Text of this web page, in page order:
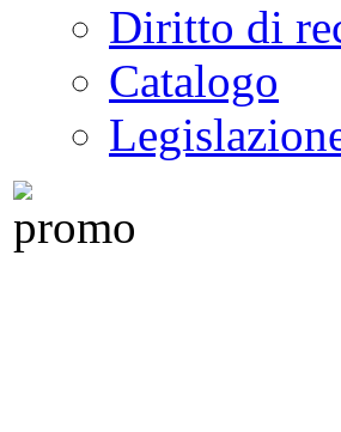
Diritto di
Catalogo